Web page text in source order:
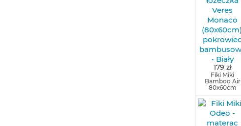
179 zł
Fiki Miki
Bamboo Air
80х60cm